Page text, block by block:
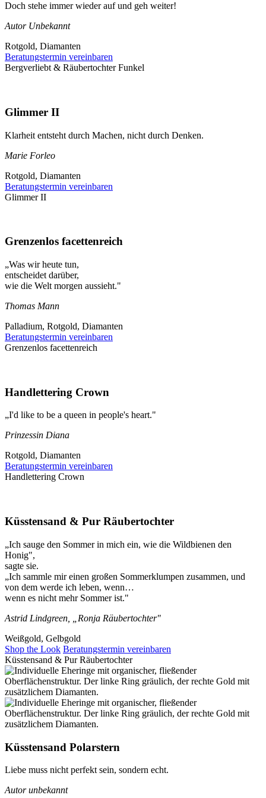
Doch stehe immer wieder auf und geh weiter!
Autor Unbekannt
Rotgold, Diamanten
Beratungstermin vereinbaren
Bergverliebt & Räubertochter Funkel
Glimmer II
Klarheit entsteht durch Machen, nicht durch Denken.
Marie Forleo
Rotgold, Diamanten
Beratungstermin vereinbaren
Glimmer II
Grenzenlos facettenreich
„Was wir heute tun,
entscheidet darüber,
wie die Welt morgen aussieht."
Thomas Mann
Palladium, Rotgold, Diamanten
Beratungstermin vereinbaren
Grenzenlos facettenreich
Handlettering Crown
„I'd like to be a queen in people's heart."
Prinzessin Diana
Rotgold, Diamanten
Beratungstermin vereinbaren
Handlettering Crown
Küsstensand & Pur Räubertochter
„Ich sauge den Sommer in mich ein, wie die Wildbienen den
Honig",
sagte sie.
„Ich sammle mir einen großen Sommerklumpen zusammen, und
von dem werde ich leben, wenn…
wenn es nicht mehr Sommer ist."
Astrid Lindgreen, „Ronja Räubertochter"
Weißgold, Gelbgold
Shop the Look Beratungstermin vereinbaren
Küsstensand & Pur Räubertochter
Küsstensand Polarstern
Liebe muss nicht perfekt sein, sondern echt.
Autor unbekannt